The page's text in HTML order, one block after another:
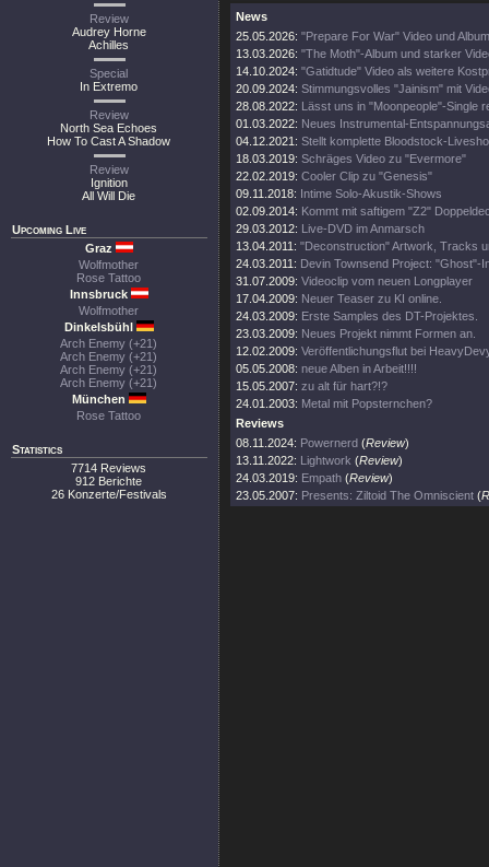
Review
Audrey Horne
Achilles
Special
In Extremo
Review
North Sea Echoes
How To Cast A Shadow
Review
Ignition
All Will Die
Upcoming Live
Graz
Wolfmother
Rose Tattoo
Innsbruck
Wolfmother
Dinkelsbühl
Arch Enemy (+21)
Arch Enemy (+21)
Arch Enemy (+21)
Arch Enemy (+21)
München
Rose Tattoo
Statistics
7714 Reviews
912 Berichte
26 Konzerte/Festivals
News
25.05.2026: "Prepare For War" Video und
13.03.2026: "The Moth"-Album und starker
14.10.2024: "Gatidtude" Video als weitere
20.09.2024: Stimmungsvolles "Jainism" mit
28.08.2022: Lässt uns in "Moonpeople"-Single
01.03.2022: Neues Instrumental-
04.12.2021: Stellt komplette Bloodstock-
18.03.2019: Schräges Video zu "Evermore"
22.02.2019: Cooler Clip zu "Genesis"
09.11.2018: Intime Solo-Akustik-Shows
02.09.2014: Kommt mit saftigem "Z2"
29.03.2012: Live-DVD im Anmarsch
13.04.2011: "Deconstruction" Artwork, Tracks
24.03.2011: Devin Townsend Project: "Ghost"-
31.07.2009: Videoclip vom neuen Longplayer
17.04.2009: Neuer Teaser zu KI online.
24.03.2009: Erste Samples des DT-Projektes.
23.03.2009: Neues Projekt nimmt Formen an.
12.02.2009: Veröffentlichungsflut bei
05.05.2008: neue Alben in Arbeit!!!!
15.05.2007: zu alt für hart?!?
24.01.2003: Metal mit Popsternchen?
Reviews
08.11.2024: Powernerd (Review)
13.11.2022: Lightwork (Review)
24.03.2019: Empath (Review)
23.05.2007: Presents: Ziltoid The Omniscient (